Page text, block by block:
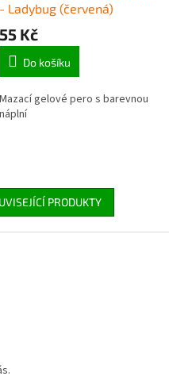
- Ladybug (červená)
55 Kč
Do košíku
Mazací gelové pero s barevnou
náplní
PRODUKTY